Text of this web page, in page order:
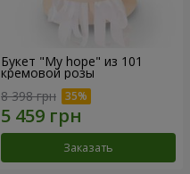
Букет "My hope" из 101
кремовой розы
8 398 грн
Заказать